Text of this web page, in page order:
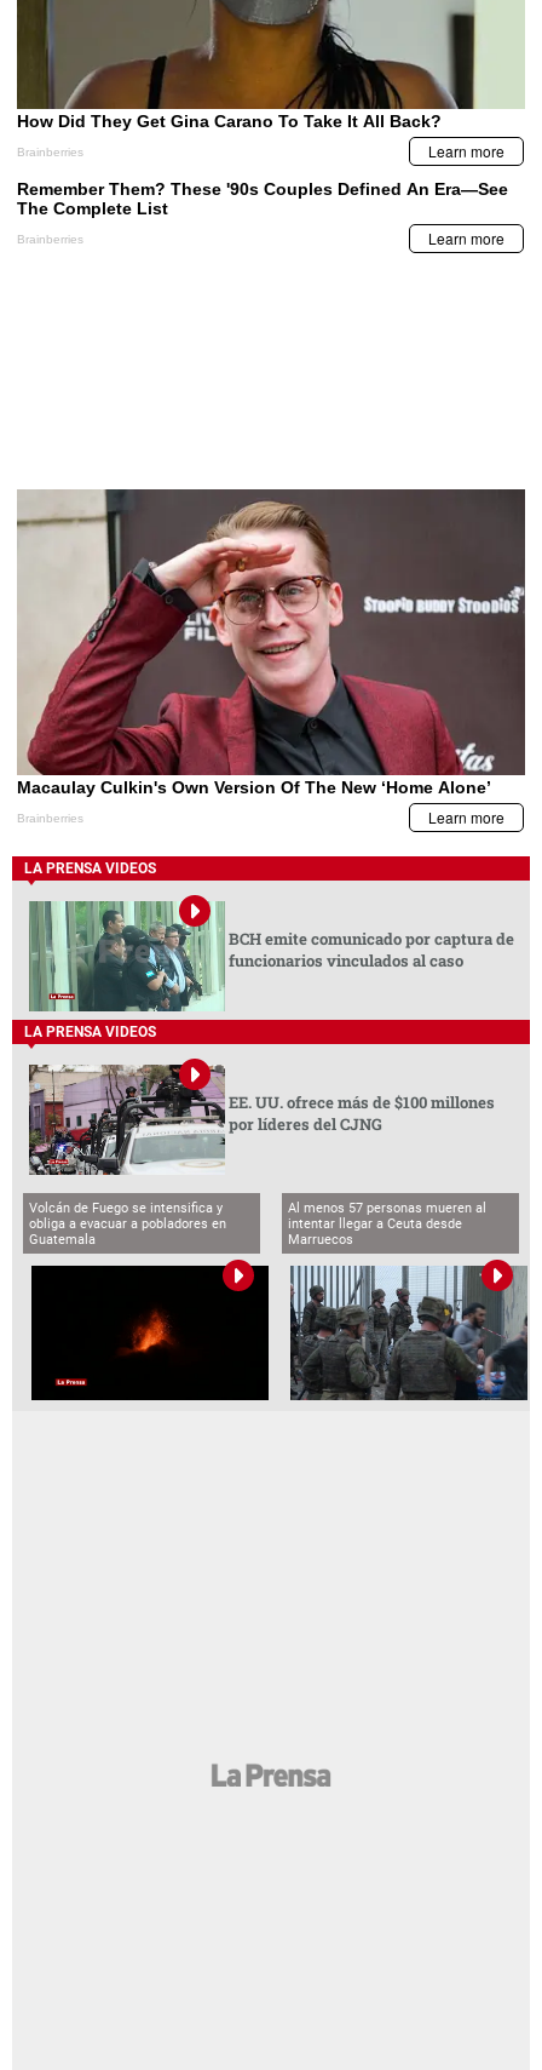
LA PRENSA VIDEOS
BCH emite comunicado por captura de
funcionarios vinculados al caso
LA PRENSA VIDEOS
EE. UU. ofrece más de $100 millones
por líderes del CJNG
Volcán de Fuego se intensifica y
obliga a evacuar a pobladores en
Guatemala
Al menos 57 personas mueren al
intentar llegar a Ceuta desde
Marruecos